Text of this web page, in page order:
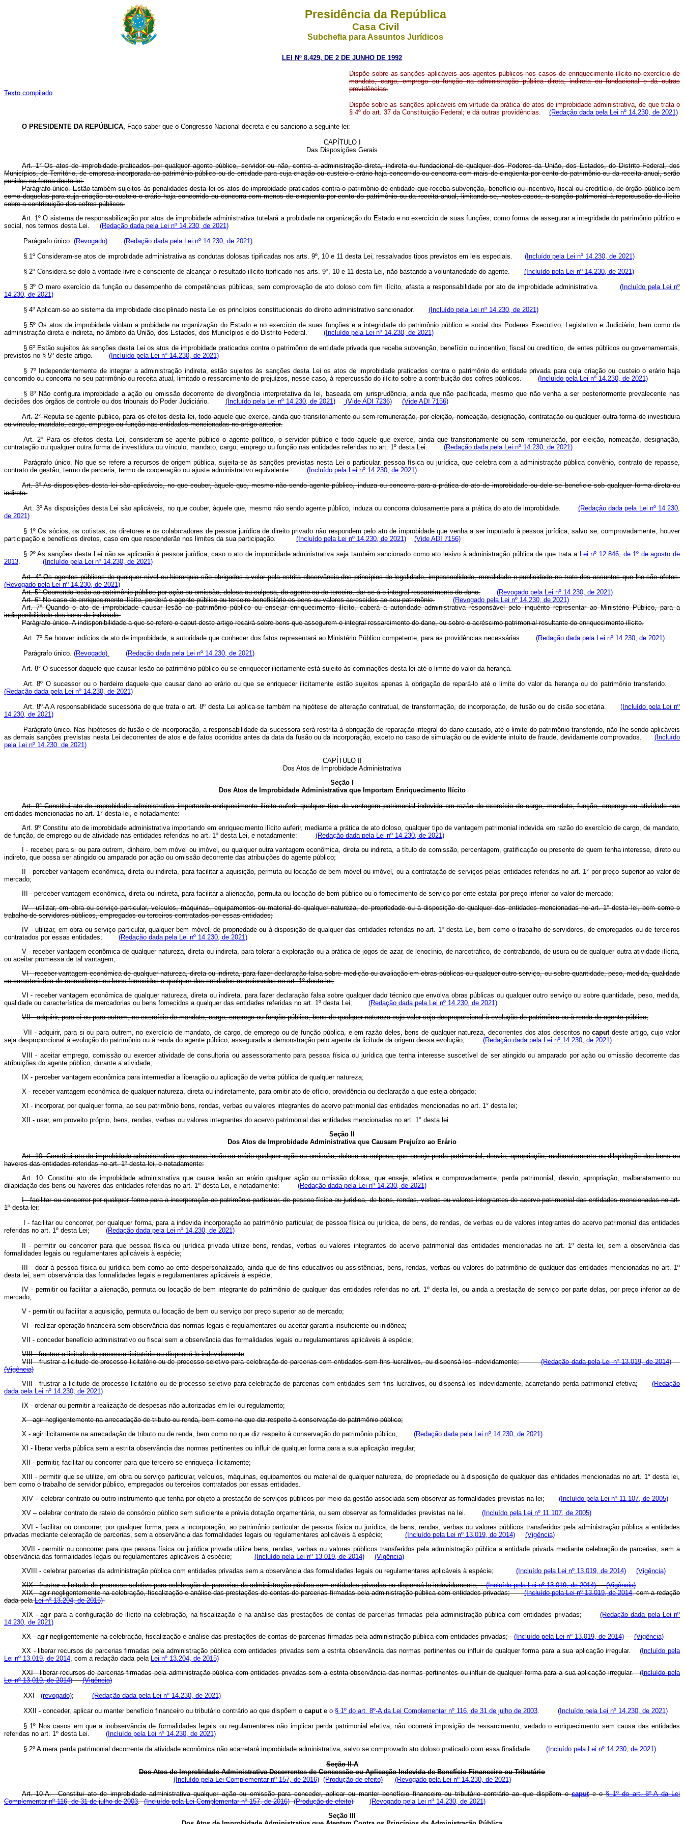
Presidência da República
Casa Civil
Subchefia para Assuntos Jurídicos
LEI Nº 8.429, DE 2 DE JUNHO DE 1992
Texto compilado
Dispõe sobre as sanções aplicáveis aos agentes públicos nos casos de enriquecimento ilícito no exercício de
mandato, cargo, emprego ou função na administração pública direta, indireta ou fundacional e dá outras
providências.
Dispõe sobre as sanções aplicáveis em virtude da prática de atos de improbidade administrativa, de que trata o
§ 4º do art. 37 da Constituição Federal; e dá outras providências. (Redação dada pela Lei nº 14.230, de 2021)
O PRESIDENTE DA REPÚBLICA, Faço saber que o Congresso Nacional decreta e eu sanciono a seguinte lei:
CAPÍTULO I
Das Disposições Gerais
Art. 1° Os atos de improbidade praticados por qualquer agente público, servidor ou não, contra a administração direta, indireta ou fundacional de qualquer dos Poderes da União, dos Estados, do Distrito Federal, dos
Municípios, de Território, de empresa incorporada ao patrimônio público ou de entidade para cuja criação ou custeio o erário haja concorrido ou concorra com mais de cinqüenta por cento do patrimônio ou da receita anual, serão
punidos na forma desta lei.
Parágrafo único. Estão também sujeitos às penalidades desta lei os atos de improbidade praticados contra o patrimônio de entidade que receba subvenção, benefício ou incentivo, fiscal ou creditício, de órgão público bem
como daquelas para cuja criação ou custeio o erário haja concorrido ou concorra com menos de cinqüenta por cento do patrimônio ou da receita anual, limitando-se, nestes casos, a sanção patrimonial à repercussão do ilícito
sobre a contribuição dos cofres públicos.
Art. 1º O sistema de responsabilização por atos de improbidade administrativa tutelará a probidade na organização do Estado e no exercício de suas funções, como forma de assegurar a integridade do patrimônio público e
social, nos termos desta Lei. (Redação dada pela Lei nº 14.230, de 2021)
Parágrafo único. (Revogado). (Redação dada pela Lei nº 14.230, de 2021)
§ 1º Consideram-se atos de improbidade administrativa as condutas dolosas tipificadas nos arts. 9º, 10 e 11 desta Lei, ressalvados tipos previstos em leis especiais. (Incluído pela Lei nº 14.230, de 2021)
§ 2º Considera-se dolo a vontade livre e consciente de alcançar o resultado ilícito tipificado nos arts. 9º, 10 e 11 desta Lei, não bastando a voluntariedade do agente. (Incluído pela Lei nº 14.230, de 2021)
§ 3º O mero exercício da função ou desempenho de competências públicas, sem comprovação de ato doloso com fim ilícito, afasta a responsabilidade por ato de improbidade administrativa. (Incluído pela Lei nº
14.230, de 2021)
§ 4º Aplicam-se ao sistema da improbidade disciplinado nesta Lei os princípios constitucionais do direito administrativo sancionador. (Incluído pela Lei nº 14.230, de 2021)
§ 5º Os atos de improbidade violam a probidade na organização do Estado e no exercício de suas funções e a integridade do patrimônio público e social dos Poderes Executivo, Legislativo e Judiciário, bem como da
administração direta e indireta, no âmbito da União, dos Estados, dos Municípios e do Distrito Federal. (Incluído pela Lei nº 14.230, de 2021)
§ 6º Estão sujeitos às sanções desta Lei os atos de improbidade praticados contra o patrimônio de entidade privada que receba subvenção, benefício ou incentivo, fiscal ou creditício, de entes públicos ou governamentais,
previstos no § 5º deste artigo. (Incluído pela Lei nº 14.230, de 2021)
§ 7º Independentemente de integrar a administração indireta, estão sujeitos às sanções desta Lei os atos de improbidade praticados contra o patrimônio de entidade privada para cuja criação ou custeio o erário haja
concorrido ou concorra no seu patrimônio ou receita atual, limitado o ressarcimento de prejuízos, nesse caso, à repercussão do ilícito sobre a contribuição dos cofres públicos. (Incluído pela Lei nº 14.230, de 2021)
§ 8º Não configura improbidade a ação ou omissão decorrente de divergência interpretativa da lei, baseada em jurisprudência, ainda que não pacificada, mesmo que não venha a ser posteriormente prevalecente nas
decisões dos órgãos de controle ou dos tribunais do Poder Judiciário. (Incluído pela Lei nº 14.230, de 2021) (Vide ADI 7236)
(Vide ADI 7156)
Art. 2° Reputa-se agente público, para os efeitos desta lei, todo aquele que exerce, ainda que transitoriamente ou sem remuneração, por eleição, nomeação, designação, contratação ou qualquer outra forma de investidura
ou vínculo, mandato, cargo, emprego ou função nas entidades mencionadas no artigo anterior.
Art. 2º Para os efeitos desta Lei, consideram-se agente público o agente político, o servidor público e todo aquele que exerce, ainda que transitoriamente ou sem remuneração, por eleição, nomeação, designação,
contratação ou qualquer outra forma de investidura ou vínculo, mandato, cargo, emprego ou função nas entidades referidas no art. 1º desta Lei. (Redação dada pela Lei nº 14.230, de 2021)
Parágrafo único. No que se refere a recursos de origem pública, sujeita-se às sanções previstas nesta Lei o particular, pessoa física ou jurídica, que celebra com a administração pública convênio, contrato de repasse,
contrato de gestão, termo de parceria, termo de cooperação ou ajuste administrativo equivalente. (Incluído pela Lei nº 14.230, de 2021)
Art. 3° As disposições desta lei são aplicáveis, no que couber, àquele que, mesmo não sendo agente público, induza ou concorra para a prática do ato de improbidade ou dele se beneficie sob qualquer forma direta ou
indireta.
Art. 3º As disposições desta Lei são aplicáveis, no que couber, àquele que, mesmo não sendo agente público, induza ou concorra dolosamente para a prática do ato de improbidade.(Redação dada pela Lei nº 14.230,
de 2021)
§ 1º Os sócios, os cotistas, os diretores e os colaboradores de pessoa jurídica de direito privado não respondem pelo ato de improbidade que venha a ser imputado à pessoa jurídica, salvo se, comprovadamente, houver
participação e benefícios diretos, caso em que responderão nos limites da sua participação. (Incluído pela Lei nº 14.230, de 2021)
(Vide ADI 7156)
§ 2º As sanções desta Lei não se aplicarão à pessoa jurídica, caso o ato de improbidade administrativa seja também sancionado como ato lesivo à administração pública de que trata a Lei nº 12.846, de 1º de agosto de
2013. (Incluído pela Lei nº 14.230, de 2021)
Art. 4° Os agentes públicos de qualquer nível ou hierarquia são obrigados a velar pela estrita observância dos princípios de legalidade, impessoalidade, moralidade e publicidade no trato dos assuntos que lhe são afetos.
(Revogado pela Lei nº 14.230, de 2021)
Art. 5° Ocorrendo lesão ao patrimônio público por ação ou omissão, dolosa ou culposa, do agente ou de terceiro, dar-se-á o integral ressarcimento do dano.
(Revogado pela Lei nº 14.230, de 2021)
Art. 6° No caso de enriquecimento ilícito, perderá o agente público ou terceiro beneficiário os bens ou valores acrescidos ao seu patrimônio.
(Revogado pela Lei nº 14.230, de 2021)
Art. 7° Quando o ato de improbidade causar lesão ao patrimônio público ou ensejar enriquecimento ilícito, caberá a autoridade administrativa responsável pelo inquérito representar ao Ministério Público, para a
indisponibilidade dos bens do indiciado.
Parágrafo único. A indisponibilidade a que se refere o caput deste artigo recairá sobre bens que assegurem o integral ressarcimento do dano, ou sobre o acréscimo patrimonial resultante do enriquecimento ilícito.
Art. 7º Se houver indícios de ato de improbidade, a autoridade que conhecer dos fatos representará ao Ministério Público competente, para as providências necessárias. (Redação dada pela Lei nº 14.230, de 2021)
Parágrafo único. (Revogado).
(Redação dada pela Lei nº 14.230, de 2021)
Art. 8° O sucessor daquele que causar lesão ao patrimônio público ou se enriquecer ilicitamente está sujeito às cominações desta lei até o limite do valor da herança.
Art. 8º O sucessor ou o herdeiro daquele que causar dano ao erário ou que se enriquecer ilicitamente estão sujeitos apenas à obrigação de repará-lo até o limite do valor da herança ou do patrimônio transferido.
(Redação dada pela Lei nº 14.230, de 2021)
Art. 8º-A A responsabilidade sucessória de que trata o art. 8º desta Lei aplica-se também na hipótese de alteração contratual, de transformação, de incorporação, de fusão ou de cisão societária. (Incluído pela Lei nº
14.230, de 2021)
Parágrafo único. Nas hipóteses de fusão e de incorporação, a responsabilidade da sucessora será restrita à obrigação de reparação integral do dano causado, até o limite do patrimônio transferido, não lhe sendo aplicáveis
as demais sanções previstas nesta Lei decorrentes de atos e de fatos ocorridos antes da data da fusão ou da incorporação, exceto no caso de simulação ou de evidente intuito de fraude, devidamente comprovados. (Incluído
pela Lei nº 14.230, de 2021)
CAPÍTULO II
Dos Atos de Improbidade Administrativa
Seção I
Dos Atos de Improbidade Administrativa que Importam Enriquecimento Ilícito
Art. 9° Constitui ato de improbidade administrativa importando enriquecimento ilícito auferir qualquer tipo de vantagem patrimonial indevida em razão do exercício de cargo, mandato, função, emprego ou atividade nas
entidades mencionadas no art. 1° desta lei, e notadamente:
Art. 9º Constitui ato de improbidade administrativa importando em enriquecimento ilícito auferir, mediante a prática de ato doloso, qualquer tipo de vantagem patrimonial indevida em razão do exercício de cargo, de mandato,
de função, de emprego ou de atividade nas entidades referidas no art. 1º desta Lei, e notadamente: (Redação dada pela Lei nº 14.230, de 2021)
I - receber, para si ou para outrem, dinheiro, bem móvel ou imóvel, ou qualquer outra vantagem econômica, direta ou indireta, a título de comissão, percentagem, gratificação ou presente de quem tenha interesse, direto ou
indireto, que possa ser atingido ou amparado por ação ou omissão decorrente das atribuições do agente público;
II - perceber vantagem econômica, direta ou indireta, para facilitar a aquisição, permuta ou locação de bem móvel ou imóvel, ou a contratação de serviços pelas entidades referidas no art. 1° por preço superior ao valor de
mercado;
III - perceber vantagem econômica, direta ou indireta, para facilitar a alienação, permuta ou locação de bem público ou o fornecimento de serviço por ente estatal por preço inferior ao valor de mercado;
IV - utilizar, em obra ou serviço particular, veículos, máquinas, equipamentos ou material de qualquer natureza, de propriedade ou à disposição de qualquer das entidades mencionadas no art. 1° desta lei, bem como o
trabalho de servidores públicos, empregados ou terceiros contratados por essas entidades;
IV - utilizar, em obra ou serviço particular, qualquer bem móvel, de propriedade ou à disposição de qualquer das entidades referidas no art. 1º desta Lei, bem como o trabalho de servidores, de empregados ou de terceiros
contratados por essas entidades; (Redação dada pela Lei nº 14.230, de 2021)
V - receber vantagem econômica de qualquer natureza, direta ou indireta, para tolerar a exploração ou a prática de jogos de azar, de lenocínio, de narcotráfico, de contrabando, de usura ou de qualquer outra atividade ilícita,
ou aceitar promessa de tal vantagem;
VI - receber vantagem econômica de qualquer natureza, direta ou indireta, para fazer declaração falsa sobre medição ou avaliação em obras públicas ou qualquer outro serviço, ou sobre quantidade, peso, medida, qualidade
ou característica de mercadorias ou bens fornecidos a qualquer das entidades mencionadas no art. 1º desta lei;
VI - receber vantagem econômica de qualquer natureza, direta ou indireta, para fazer declaração falsa sobre qualquer dado técnico que envolva obras públicas ou qualquer outro serviço ou sobre quantidade, peso, medida,
qualidade ou característica de mercadorias ou bens fornecidos a qualquer das entidades referidas no art. 1º desta Lei; (Redação dada pela Lei nº 14.230, de 2021)
VII - adquirir, para si ou para outrem, no exercício de mandato, cargo, emprego ou função pública, bens de qualquer natureza cujo valor seja desproporcional à evolução do patrimônio ou à renda do agente público;
VII - adquirir, para si ou para outrem, no exercício de mandato, de cargo, de emprego ou de função pública, e em razão deles, bens de qualquer natureza, decorrentes dos atos descritos nocaput deste artigo, cujo valor
seja desproporcional à evolução do patrimônio ou à renda do agente público, assegurada a demonstração pelo agente da licitude da origem dessa evolução; (Redação dada pela Lei nº 14.230, de 2021)
VIII - aceitar emprego, comissão ou exercer atividade de consultoria ou assessoramento para pessoa física ou jurídica que tenha interesse suscetível de ser atingido ou amparado por ação ou omissão decorrente das
atribuições do agente público, durante a atividade;
IX - perceber vantagem econômica para intermediar a liberação ou aplicação de verba pública de qualquer natureza;
X - receber vantagem econômica de qualquer natureza, direta ou indiretamente, para omitir ato de ofício, providência ou declaração a que esteja obrigado;
XI - incorporar, por qualquer forma, ao seu patrimônio bens, rendas, verbas ou valores integrantes do acervo patrimonial das entidades mencionadas no art. 1° desta lei;
XII - usar, em proveito próprio, bens, rendas, verbas ou valores integrantes do acervo patrimonial das entidades mencionadas no art. 1° desta lei.
Seção II
Dos Atos de Improbidade Administrativa que Causam Prejuízo ao Erário
Art. 10. Constitui ato de improbidade administrativa que causa lesão ao erário qualquer ação ou omissão, dolosa ou culposa, que enseje perda patrimonial, desvio, apropriação, malbaratamento ou dilapidação dos bens ou
haveres das entidades referidas no art. 1º desta lei, e notadamente:
Art. 10. Constitui ato de improbidade administrativa que causa lesão ao erário qualquer ação ou omissão dolosa, que enseje, efetiva e comprovadamente, perda patrimonial, desvio, apropriação, malbaratamento ou
dilapidação dos bens ou haveres das entidades referidas no art. 1º desta Lei, e notadamente: (Redação dada pela Lei nº 14.230, de 2021)
I - facilitar ou concorrer por qualquer forma para a incorporação ao patrimônio particular, de pessoa física ou jurídica, de bens, rendas, verbas ou valores integrantes do acervo patrimonial das entidades mencionadas no art.
1º desta lei;
I - facilitar ou concorrer, por qualquer forma, para a indevida incorporação ao patrimônio particular, de pessoa física ou jurídica, de bens, de rendas, de verbas ou de valores integrantes do acervo patrimonial das entidades
referidas no art. 1º desta Lei; (Redação dada pela Lei nº 14.230, de 2021)
II - permitir ou concorrer para que pessoa física ou jurídica privada utilize bens, rendas, verbas ou valores integrantes do acervo patrimonial das entidades mencionadas no art. 1º desta lei, sem a observância das
formalidades legais ou regulamentares aplicáveis à espécie;
III - doar à pessoa física ou jurídica bem como ao ente despersonalizado, ainda que de fins educativos ou assistências, bens, rendas, verbas ou valores do patrimônio de qualquer das entidades mencionadas no art. 1º
desta lei, sem observância das formalidades legais e regulamentares aplicáveis à espécie;
IV - permitir ou facilitar a alienação, permuta ou locação de bem integrante do patrimônio de qualquer das entidades referidas no art. 1º desta lei, ou ainda a prestação de serviço por parte delas, por preço inferior ao de
mercado;
V - permitir ou facilitar a aquisição, permuta ou locação de bem ou serviço por preço superior ao de mercado;
VI - realizar operação financeira sem observância das normas legais e regulamentares ou aceitar garantia insuficiente ou inidônea;
VII - conceder benefício administrativo ou fiscal sem a observância das formalidades legais ou regulamentares aplicáveis à espécie;
VIII - frustrar a licitude de processo licitatório ou dispensá-lo indevidamente
VIII - frustrar a licitude de processo licitatório ou de processo seletivo para celebração de parcerias com entidades sem fins lucrativos, ou dispensá-los indevidamente;
(Redação dada pela Lei nº 13.019, de 2014)
(Vigência)
VIII - frustrar a licitude de processo licitatório ou de processo seletivo para celebração de parcerias com entidades sem fins lucrativos, ou dispensá-los indevidamente, acarretando perda patrimonial efetiva; (Redação
dada pela Lei nº 14.230, de 2021)
IX - ordenar ou permitir a realização de despesas não autorizadas em lei ou regulamento;
X - agir negligentemente na arrecadação de tributo ou renda, bem como no que diz respeito à conservação do patrimônio público;
X - agir ilicitamente na arrecadação de tributo ou de renda, bem como no que diz respeito à conservação do patrimônio público; (Redação dada pela Lei nº 14.230, de 2021)
XI - liberar verba pública sem a estrita observância das normas pertinentes ou influir de qualquer forma para a sua aplicação irregular;
XII - permitir, facilitar ou concorrer para que terceiro se enriqueça ilicitamente;
XIII - permitir que se utilize, em obra ou serviço particular, veículos, máquinas, equipamentos ou material de qualquer natureza, de propriedade ou à disposição de qualquer das entidades mencionadas no art. 1° desta lei,
bem como o trabalho de servidor público, empregados ou terceiros contratados por essas entidades.
XIV – celebrar contrato ou outro instrumento que tenha por objeto a prestação de serviços públicos por meio da gestão associada sem observar as formalidades previstas na lei; (Incluído pela Lei nº 11.107, de 2005)
XV – celebrar contrato de rateio de consórcio público sem suficiente e prévia dotação orçamentária, ou sem observar as formalidades previstas na lei. (Incluído pela Lei nº 11.107, de 2005)
XVI - facilitar ou concorrer, por qualquer forma, para a incorporação, ao patrimônio particular de pessoa física ou jurídica, de bens, rendas, verbas ou valores públicos transferidos pela administração pública a entidades
privadas mediante celebração de parcerias, sem a observância das formalidades legais ou regulamentares aplicáveis à espécie; (Incluído pela Lei nº 13.019, de 2014)
(Vigência)
XVII - permitir ou concorrer para que pessoa física ou jurídica privada utilize bens, rendas, verbas ou valores públicos transferidos pela administração pública a entidade privada mediante celebração de parcerias, sem a
observância das formalidades legais ou regulamentares aplicáveis à espécie; (Incluído pela Lei nº 13.019, de 2014)
(Vigência)
XVIII - celebrar parcerias da administração pública com entidades privadas sem a observância das formalidades legais ou regulamentares aplicáveis à espécie; (Incluído pela Lei nº 13.019, de 2014)
(Vigência)
XIX - frustrar a licitude de processo seletivo para celebração de parcerias da administração pública com entidades privadas ou dispensá-lo indevidamente;(Incluído pela Lei nº 13.019, de 2014)
(Vigência)
XIX -agir negligentemente na celebração, fiscalização e análise das prestações de contas de parcerias firmadas pela administração pública com entidades privadas;(Incluído pela Lei nº 13.019, de 2014,com a redação
dada pelaLei nº 13.204, de 2015)
XIX - agir para a configuração de ilícito na celebração, na fiscalização e na análise das prestações de contas de parcerias firmadas pela administração pública com entidades privadas;(Redação dada pela Lei nº
14.230, de 2021)
XX - agir negligentemente na celebração, fiscalização e análise das prestações de contas de parcerias firmadas pela administração pública com entidades privadas;(Incluído pela Lei nº 13.019, de 2014)
(Vigência)
XX - liberar recursos de parcerias firmadas pela administração pública com entidades privadas sem a estrita observância das normas pertinentes ou influir de qualquer forma para a sua aplicação irregular.(Incluído pela
Lei nº 13.019, de 2014, com a redação dada pela Lei nº 13.204, de 2015)
XXI - liberar recursos de parcerias firmadas pela administração pública com entidades privadas sem a estrita observância das normas pertinentes ou influir de qualquer forma para a sua aplicação irregular.(Incluído pela
Lei nº 13.019, de 2014)
(Vigência)
XXI - (revogado); (Redação dada pela Lei nº 14.230, de 2021)
XXII - conceder, aplicar ou manter benefício financeiro ou tributário contrário ao que dispõem o capute o § 1º do art. 8º-A da Lei Complementar nº 116, de 31 de julho de 2003. (Incluído pela Lei nº 14.230, de 2021)
§ 1º Nos casos em que a inobservância de formalidades legais ou regulamentares não implicar perda patrimonial efetiva, não ocorrerá imposição de ressarcimento, vedado o enriquecimento sem causa das entidades
referidas no art. 1º desta Lei. (Incluído pela Lei nº 14.230, de 2021)
§ 2º A mera perda patrimonial decorrente da atividade econômica não acarretará improbidade administrativa, salvo se comprovado ato doloso praticado com essa finalidade. (Incluído pela Lei nº 14.230, de 2021)
Seção II-A
Dos Atos de Improbidade Administrativa Decorrentes de Concessão ou Aplicação Indevida de Benefício Financeiro ou Tributário
(Incluído pela Lei Complementar nº 157, de 2016) (Produção de efeito)
(Revogado pela Lei nº 14.230, de 2021)
Art. 10-A. Constitui ato de improbidade administrativa qualquer ação ou omissão para conceder, aplicar ou manter benefício financeiro ou tributário contrário ao que dispõem ocaput e o§ 1º do art. 8º-A da Lei
Complementar nº 116, de 31 de julho de 2003.(Incluído pela Lei Complementar nº 157, de 2016) (Produção de efeito)
(Revogado pela Lei nº 14.230, de 2021)
Seção III